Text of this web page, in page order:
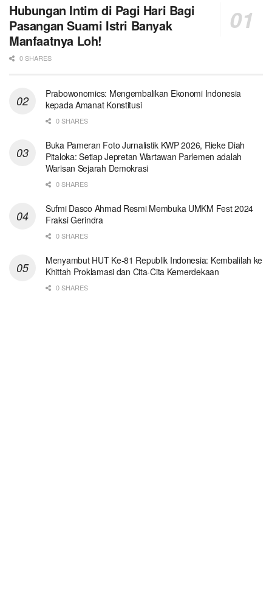
Hubungan Intim di Pagi Hari Bagi
Pasangan Suami Istri Banyak
Manfaatnya Loh!
0 SHARES
Prabowonomics: Mengembalikan Ekonomi Indonesia
kepada Amanat Konstitusi
0 SHARES
Buka Pameran Foto Jurnalistik KWP 2026, Rieke Diah
Pitaloka: Setiap Jepretan Wartawan Parlemen adalah
Warisan Sejarah Demokrasi
0 SHARES
Sufmi Dasco Ahmad Resmi Membuka UMKM Fest 2024
Fraksi Gerindra
0 SHARES
Menyambut HUT Ke-81 Republik Indonesia: Kembalilah ke
Khittah Proklamasi dan Cita-Cita Kemerdekaan
0 SHARES